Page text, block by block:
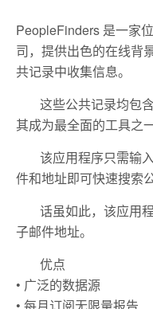
PeopleFinders 是一家
司，提供出色的在线背
共记录中收集信息。
这些公共记录均包
其成为最全面的工具之一
该应用程序只需输
件和地址即可快速搜索
话虽如此，该应用
子邮件地址。
优点
• 广泛的数据源